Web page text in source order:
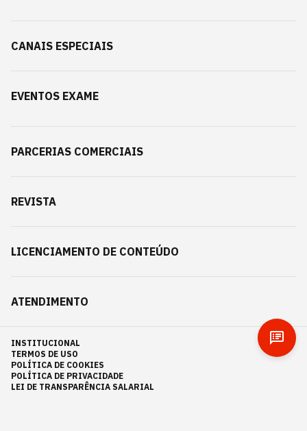
CANAIS ESPECIAIS
EVENTOS EXAME
PARCERIAS COMERCIAIS
REVISTA
LICENCIAMENTO DE CONTEÚDO
ATENDIMENTO
INSTITUCIONAL
TERMOS DE USO
POLÍTICA DE COOKIES
POLÍTICA DE PRIVACIDADE
LEI DE TRANSPARÊNCIA SALARIAL